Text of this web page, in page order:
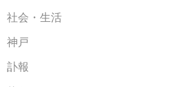
社会・生活
神戸
訃報